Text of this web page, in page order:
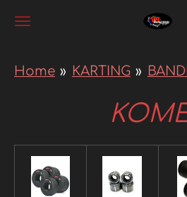
Ga
naar
Home » KARTING »